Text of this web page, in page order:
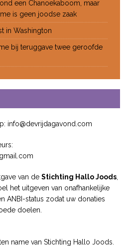
een Chanoekaboom, maar
is geen joodse zaak
in Washington
bij teruggave twee geroofde
info@devrijdagavond.com
van de Stichting Hallo Joods,
het uitgeven van onafhankelijke
ANBI-status zodat uw donaties
doelen.
name van Stichting Hallo Joods.